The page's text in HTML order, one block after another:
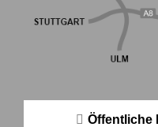
Öffentliche